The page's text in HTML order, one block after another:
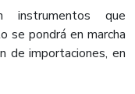
instrumentos que
se pondrá en marcha
de importaciones, en